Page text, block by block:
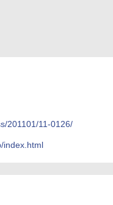
201101/11-0126/
index.html